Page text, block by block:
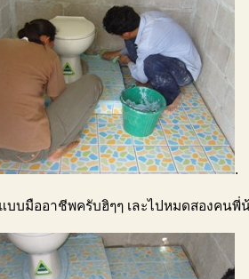
.
บบมืออาชีพครับฮิๆๆ เละไปหมดสองคนพี่